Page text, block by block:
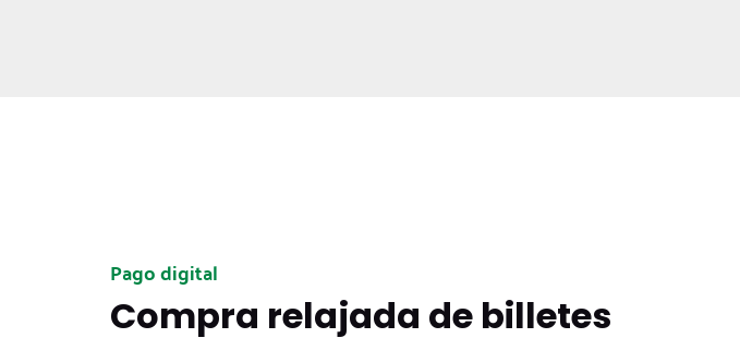
Pago digital
Compra relajada de billetes